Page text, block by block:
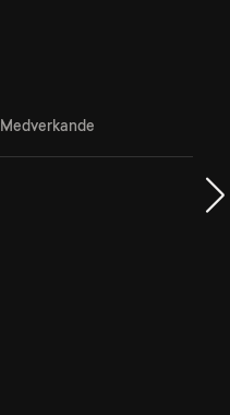
Medverkande